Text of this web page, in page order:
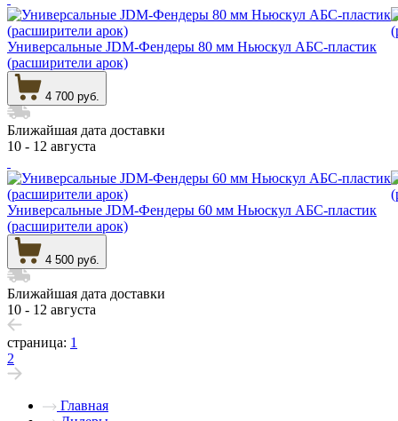
Универсальные JDM-Фендеры 80 мм Ньюскул АБС-пластик
(расширители арок)
4 700 руб.
Ближайшая дата доставки
10 - 12 августа
Универсальные JDM-Фендеры 60 мм Ньюскул АБС-пластик
(расширители арок)
4 500 руб.
Ближайшая дата доставки
10 - 12 августа
страница: 1
2
Главная